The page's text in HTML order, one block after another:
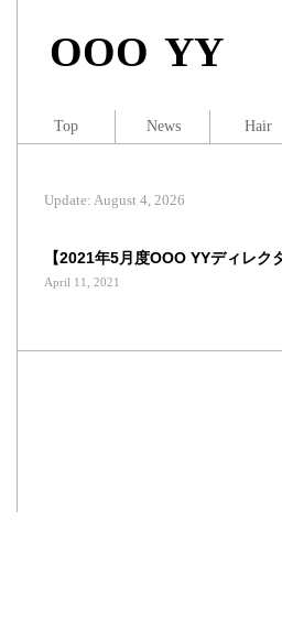
OOO YY
【2021年5月度OOO YYディレ
April 11, 2021
Update: August 4, 2026
Top News Hair